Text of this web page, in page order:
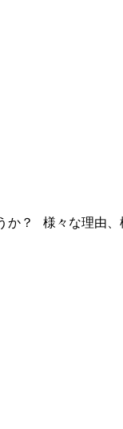
か？ 様々な理由